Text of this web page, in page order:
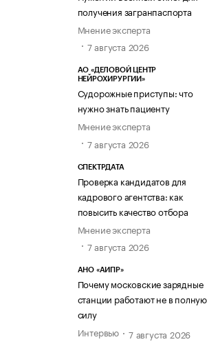
получения загранпаспорта
Мнение эксперта
7 августа 2026
АО «ДЕЛОВОЙ ЦЕНТР
НЕЙРОХИРУРГИИ»
Судорожные приступы: что
нужно знать пациенту
Мнение эксперта
7 августа 2026
СПЕКТРДАТА
Проверка кандидатов для
кадрового агентства: как
повысить качество отбора
Мнение эксперта
7 августа 2026
АНО «АИПР»
Почему московские зарядные
станции работают не в полную
силу
Интервью
7 августа 2026